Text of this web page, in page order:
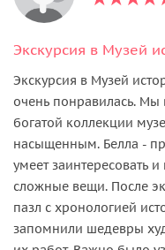
Экскурсия в Музей
очень понравилась. Мы
богатой коллекции
насыщенным. Белла -
умеет заинтересовать
сложные вещи. После
пазл с хронологией
запомнили шедевры